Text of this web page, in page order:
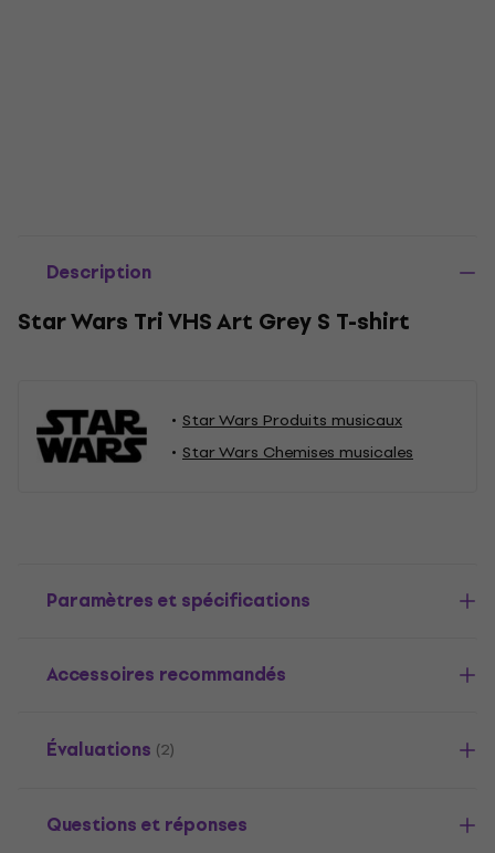
Description
Star Wars Tri VHS Art Grey S T-shirt
Star Wars Produits musicaux
Star Wars Chemises musicales
Paramètres et spécifications
Accessoires recommandés
Évaluations (2)
Questions et réponses